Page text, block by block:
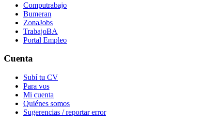
Computrabajo
Bumeran
ZonaJobs
TrabajoBA
Portal Empleo
Cuenta
Subí tu CV
Para vos
Mi cuenta
Quiénes somos
Sugerencias / reportar error